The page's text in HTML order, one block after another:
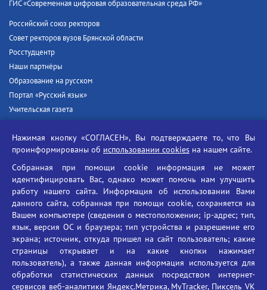
ГИС «Современная цифровая образовательная среда РФ»
Российский союз ректоров
Совет ректоров вузов Брянской области
Росстудцентр
Наши партнёры
Образование на русском
Портал «Русский язык»
Учительская газета
Единый портал государственных услуг
Противодействие угрозам информационной безопасности
Социальные ролики - Генеральная прокуратура РФ
Противодействие коррупции
БГУ против наркотиков
Брянский государственный университет
имени академика И.Г. Петровского
Время работы: пн-пт 09:00-18:00
Нажимая кнопку «СОГЛАСЕН», Вы подтверждаете то, что Вы
проинформированы об использовании cookies на нашем сайте.
Собранная при помощи cookie информация не может
идентифицировать Вас, однако может помочь нам улучшить
работу нашего сайта. Информация об использовании Вами
данного сайта, собранная при помощи cookie, сохраняется на
Вашем компьютере (сведения о местоположении; ip-адрес; тип,
язык, версия ОС и браузера; тип устройства и разрешение его
экрана; источник, откуда пришел на сайт пользователь; какие
страницы открывает и на какие кнопки нажимает
пользователь), а также данная информация используется для
обработки статистических данных посредством интернет-
сервисов веб-аналитики Яндекс.Метрика, MyTracker, Пиксель VK